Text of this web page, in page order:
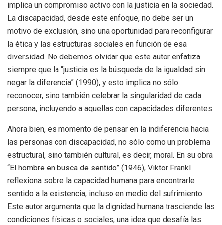
implica un compromiso activo con la justicia en la sociedad.
La discapacidad, desde este enfoque, no debe ser un
motivo de exclusión, sino una oportunidad para reconfigurar
la ética y las estructuras sociales en función de esa
diversidad. No debemos olvidar que este autor enfatiza
siempre que la “justicia es la búsqueda de la igualdad sin
negar la diferencia” (1990), y esto implica no sólo
reconocer, sino también celebrar la singularidad de cada
persona, incluyendo a aquellas con capacidades diferentes.
Ahora bien, es momento de pensar en la indiferencia hacia
las personas con discapacidad, no sólo como un problema
estructural, sino también cultural, es decir, moral. En su obra
“El hombre en busca de sentido” (1946), Viktor Frankl
reflexiona sobre la capacidad humana para encontrarle
sentido a la existencia, incluso en medio del sufrimiento.
Este autor argumenta que la dignidad humana trasciende las
condiciones físicas o sociales, una idea que desafía las